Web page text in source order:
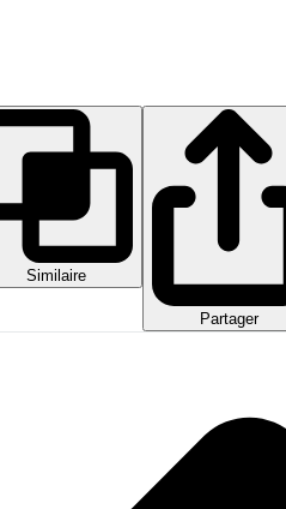
Similaire
Partager